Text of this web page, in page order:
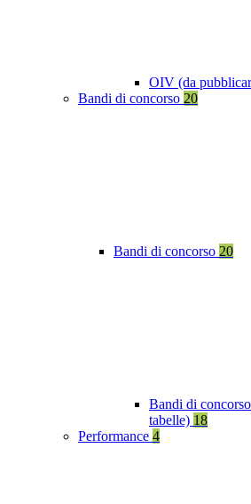
OIV (da
Bandi di concorso 20
Bandi di concorso 20
Bandi di
tabelle) 18
Performance 4